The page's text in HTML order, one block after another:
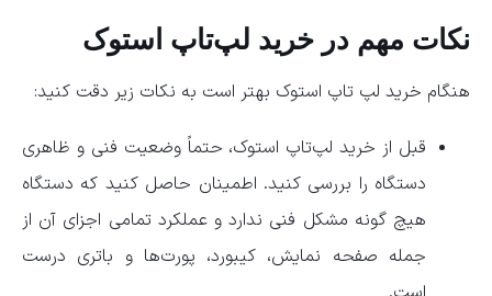
نکات مهم در خرید لپ‌تاپ استوک
هنگام خرید لپ تاپ استوک بهتر است به نکات زیر دقت کنید:
قبل از خرید لپ‌تاپ استوک، حتماً وضعیت فنی و ظاهری
دستگاه را بررسی کنید. اطمینان حاصل کنید که دستگاه
هیچ گونه مشکل فنی ندارد و عملکرد تمامی اجزای آن از
جمله صفحه نمایش، کیبورد، پورت‌ها و باتری درست